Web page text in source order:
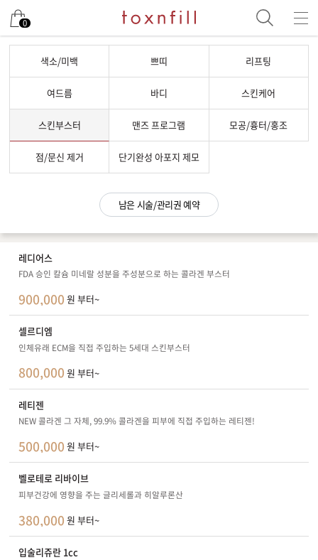
0
색소/미백 쁘띠 리프팅
여드름 바디 스킨케어
스킨부스터 맨즈 프로그램 모공/흉터/홍조
점/문신 제거 단기완성 아포지 제모
남은 시술/관리권 예약
레디어스
FDA 승인 칼슘 미네랄 성분을 주성분으로 하는 콜라겐 부스터
900,000 원 부터~
셀르디엠
인체유래 ECM을 직접 주입하는 5세대 스킨부스터
800,000 원 부터~
레티젠
NEW 콜라겐 그 자체, 99.9% 콜라겐을 피부에 직접 주입하는 레티젠!
500,000 원 부터~
벨로테로 리바이브
피부건강에 영향을 주는 글리세롤과 히알루론산
380,000 원 부터~
입술리쥬란 1cc
남은 시술/관리권 예약
남은 시술/관리권 종류 선택
색소
제모
여드름/모공
스킨부스터
기타